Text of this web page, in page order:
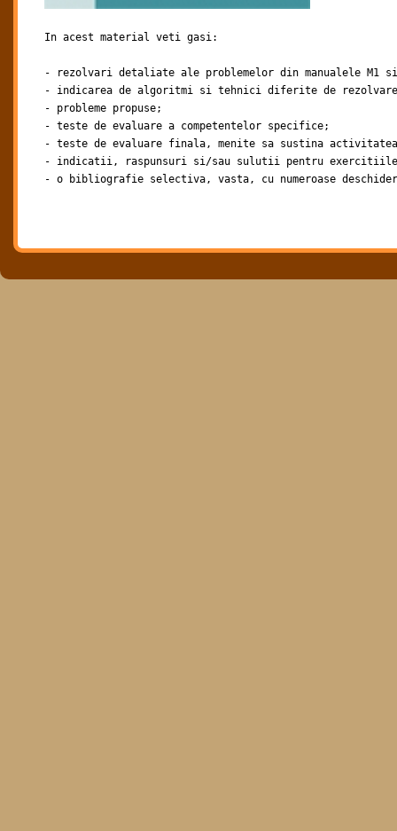
In acest material veti gasi:
- rezolvari detaliate ale problemelor din manualele M1
- indicarea de algoritmi si tehnici diferite de
- probleme propuse;
- teste de evaluare a competentelor specifice;
- teste de evaluare finala, menite sa sustina
- indicatii, raspunsuri si/sau sulutii pentru exercitiile
- o bibliografie selectiva, vasta, cu numeroase